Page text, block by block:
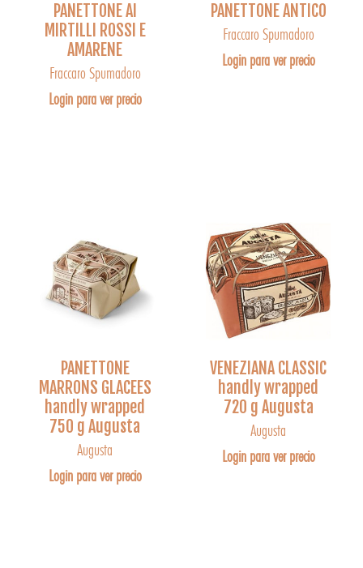
PANETTONE AI
MIRTILLI ROSSI E
AMARENE
Fraccaro Spumadoro
Login para ver precio
PANETTONE ANTICO
Fraccaro Spumadoro
Login para ver precio
PANETTONE
MARRONS GLACEES
handly wrapped
750 g Augusta
Augusta
Login para ver precio
VENEZIANA CLASSIC
handly wrapped
720 g Augusta
Augusta
Login para ver precio